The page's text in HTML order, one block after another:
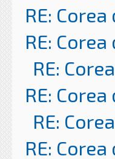
RE:
RE:
RE:
RE:
RE:
RE: